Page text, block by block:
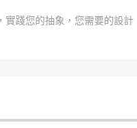
實踐您的抽象，您需要的設計